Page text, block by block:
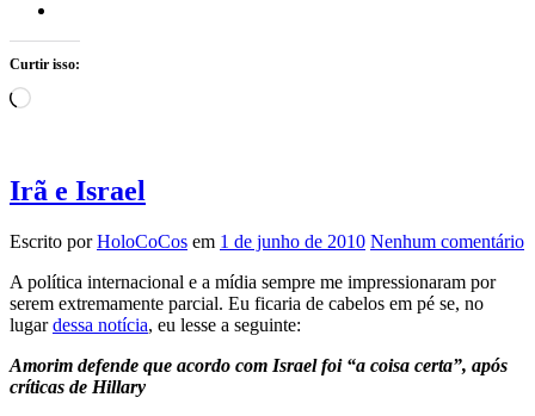
Curtir isso:
Carregando...
Irã e Israel
Escrito porHoloCoCos em 1 de junho de 2010 Nenhum comentário
A política internacional e a mídia sempre me impressionaram por
serem extremamente parcial. Eu ficaria de cabelos em pé se, no
lugardessa notícia, eu lesse a seguinte:
Amorim defende que acordo com Israel foi “a coisa certa”, após
críticas de Hillary